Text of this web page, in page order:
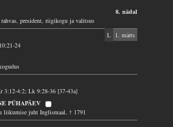
8. nädal
president, riigikogu ja valitsus
L 1. märts
24
3:12-4:2; Lk 9:28-36 [37-43a]
PÜHAPÄEV
liikumise juht Inglismaal, † 1791